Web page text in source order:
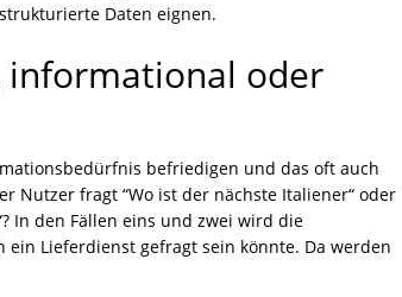
Daten eignen.
informational oder
befriedigen und das oft auch
Nutzer fragt “Wo ist der nächste Italiener“ oder
In den Fällen eins und zwei wird die
ein Lieferdienst gefragt sein könnte. Da werden